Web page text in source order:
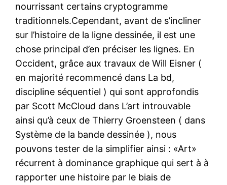
nourrissant certains cryptogramme
traditionnels.Cependant, avant de s’incliner
sur l’histoire de la ligne dessinée, il est une
chose principal d’en préciser les lignes. En
Occident, grâce aux travaux de Will Eisner (
en majorité recommencé dans La bd,
discipline séquentiel ) qui sont approfondis
par Scott McCloud dans L’art introuvable
ainsi qu’à ceux de Thierry Groensteen ( dans
Système de la bande dessinée ), nous
pouvons tester de la simplifier ainsi : «Art»
récurrent à dominance graphique qui sert à à
rapporter une histoire par le biais de